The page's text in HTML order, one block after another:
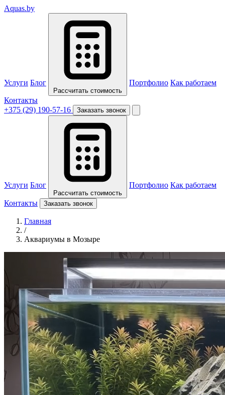
Aquas.by
Услуги Блог
Рассчитать стоимость
Портфолио Как работаем
Контакты
+375 (29) 190-57-16
Заказать звонок
Услуги Блог
Рассчитать стоимость
Портфолио Как работаем
Контакты Заказать звонок
Главная
/
Аквариумы в Мозыре